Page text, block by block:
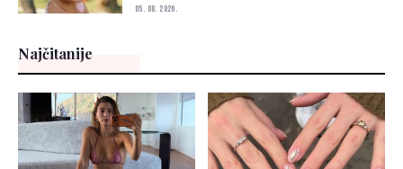
05. 08. 2026.
Najčitanije